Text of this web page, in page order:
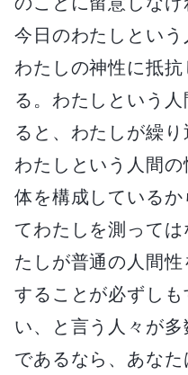
今日のわたしという
わたしの神性に抵
る。わたしという
ると、わたしが繰り
わたしという人間
体を構成している
てわたしを測って
たしが普通の人間
することが必ずし
い、と言う人々が
であるなら、あな